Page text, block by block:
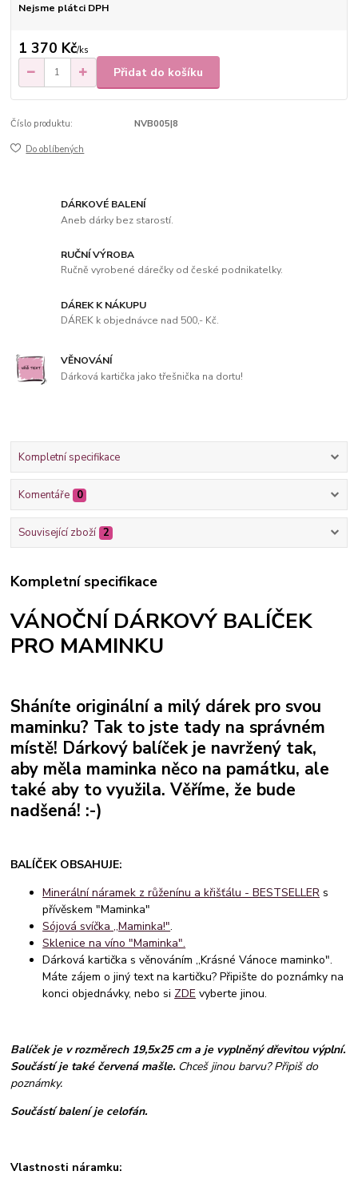
Nejsme plátci DPH
1 370 Kč/ks
Přidat do košíku
Číslo produktu: NVB005|8
Do oblíbených
DÁRKOVÉ BALENÍ
Aneb dárky bez starostí.
RUČNÍ VÝROBA
Ručně vyrobené dárečky od české podnikatelky.
DÁREK K NÁKUPU
DÁREK k objednávce nad 500,- Kč.
VĚNOVÁNÍ
Dárková kartička jako třešnička na dortu!
Kompletní specifikace
Komentáře 0
Související zboží 2
Kompletní specifikace
VÁNOČNÍ DÁRKOVÝ BALÍČEK
PRO MAMINKU
Sháníte originální a milý dárek pro svou
maminku? Tak to jste tady na správném
místě! Dárkový balíček je navržený tak,
aby měla maminka něco na památku, ale
také aby to využila. Věříme, že bude
nadšená! :-)
BALÍČEK OBSAHUJE:
Minerální náramek z růženínu a křišťálu - BESTSELLER s
přívěskem "Maminka"
Sójová svíčka ,,Maminka!".
Sklenice na víno "Maminka".
Dárková kartička s věnováním ,,Krásné Vánoce maminko".
Máte zájem o jiný text na kartičku? Připište do poznámky na
konci objednávky, nebo si ZDE vyberte jinou.
Balíček je v rozměrech 19,5x25 cm a je vyplněný dřevitou výplní.
Součástí je také červená mašle. Chceš jinou barvu? Připiš do
poznámky.
Součástí balení je celofán.
Vlastnosti náramku: